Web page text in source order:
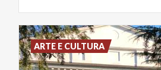
ARTE E CULTURA